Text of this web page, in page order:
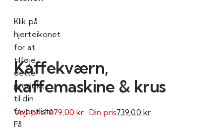
Klik på
hjerteikonet
for at
tilføje
dette
produkt
til din
favoritliste.
Få
Kaffekværn,
kaffemaskine & krus
Vejl. pris1.079,00kr. Din pris739,00 kr.